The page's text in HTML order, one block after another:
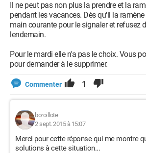
Il ne peut pas non plus la prendre et la
pendant les vacances. Dès qu'il la
main courante pour le signaler et refusez
lendemain.
Pour le mardi elle n'a pas le choix. Vous
pour demander à le supprimer.
Commenter 1
boroillote
2 sept. 2015 à 15:07
Merci pour cette réponse qui me montre
solutions à cette situation...